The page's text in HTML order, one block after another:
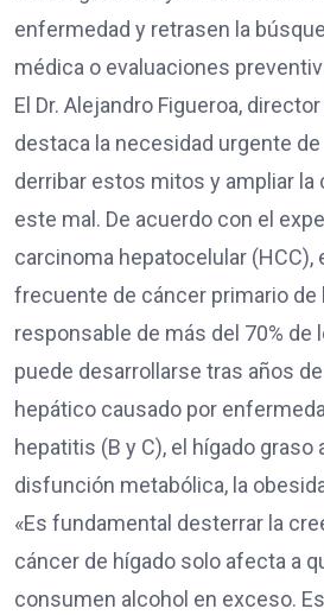
enfermedad y retrasen la
médica o evaluaciones
El Dr. Alejandro Figueroa,
destaca la necesidad urgente de
derribar estos mitos y ampliar
este mal. De acuerdo con el
carcinoma hepatocelular (HCC),
frecuente de cáncer primario de
responsable de más del 70% de
puede desarrollarse tras años
hepático causado por
hepatitis (B y C), el hígado graso
disfunción metabólica, la
«Es fundamental desterrar la
cáncer de hígado solo afecta a
consumen alcohol en exceso.